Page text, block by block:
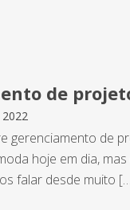
de
gerenciamento de
hoje em dia, mas
falar desde muito